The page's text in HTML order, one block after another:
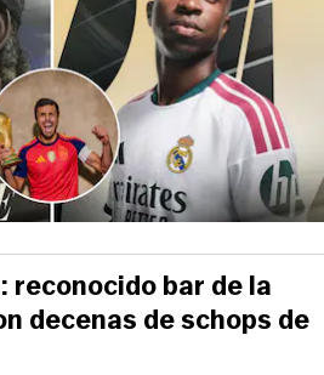
reconocido bar de la
decenas de schops de